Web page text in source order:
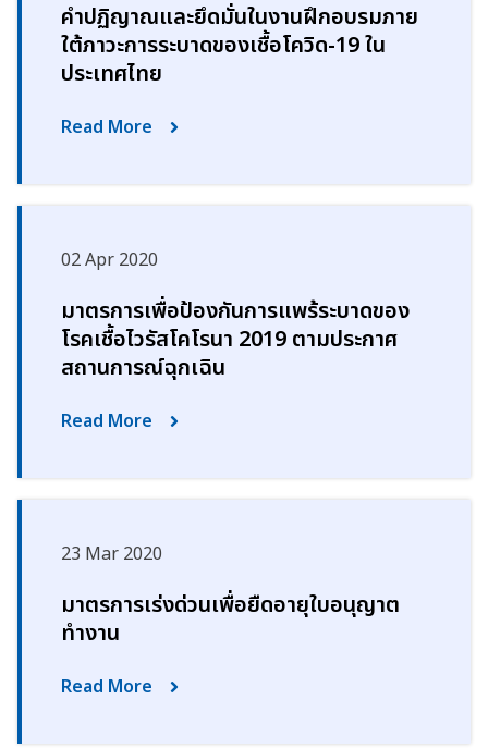
คำปฏิญาณและยึดมั่นในงานฝึกอบรมภาย
ใต้ภาวะการระบาดของเชื้อโควิด-19 ใน
ประเทศไทย
Read More
02 Apr 2020
มาตรการเพื่อป้องกันการแพร้ระบาดของ
โรคเชื้อไวรัสโคโรนา 2019 ตามประกาศ
สถานการณ์ฉุกเฉิน
Read More
23 Mar 2020
มาตรการเร่งด่วนเพื่อยืดอายุใบอนุญาต
ทำงาน
Read More